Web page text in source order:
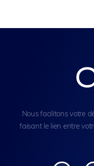
Nous facilitons votre
faisant le lien entre